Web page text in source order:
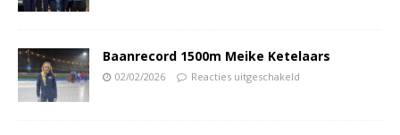
Baanrecord 1500m Meike Ketelaars
02/02/2026 Reacties uitgeschakeld